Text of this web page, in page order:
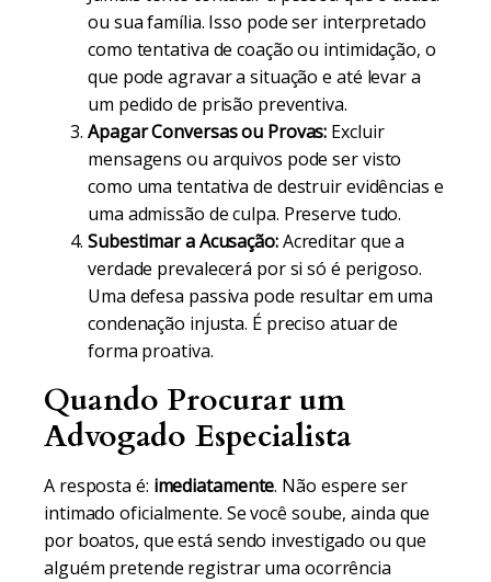
ou sua família. Isso pode ser interpretado
como tentativa de coação ou intimidação, o
que pode agravar a situação e até levar a
um pedido de prisão preventiva.
Apagar Conversas ou Provas: Excluir
mensagens ou arquivos pode ser visto
como uma tentativa de destruir evidências e
uma admissão de culpa. Preserve tudo.
Subestimar a Acusação:Acreditar que a
verdade prevalecerá por si só é perigoso.
Uma defesa passiva pode resultar em uma
condenação injusta. É preciso atuar de
forma proativa.
Quando Procurar um
Advogado Especialista
A resposta é: imediatamente. Não espere ser
intimado oficialmente. Se você soube, ainda que
por boatos, que está sendo investigado ou que
alguém pretende registrar uma ocorrência